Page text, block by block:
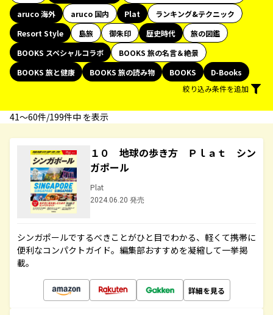
aruco 海外
aruco 国内 Plat
ランキング&テクニック
Resort Style
島旅 御朱印 歴史時代
旅の図鑑
BOOKS スペシャルコラボ
BOOKS 旅の名言＆絶景
BOOKS 旅と健康
BOOKS 旅の読み物 BOOKS
D-Books
絞り込み条件を追加
41〜60件/199件中 を表示
１０ 地球の歩き方 Ｐｌａｔ シン
ガポール
Plat
2024.06.20 発売
シンガポールでするべきことがひと目でわかる、軽くて携帯に
便利なコンパクトガイド。編集部おすすめを凝縮して一挙掲
載。
詳細を見る